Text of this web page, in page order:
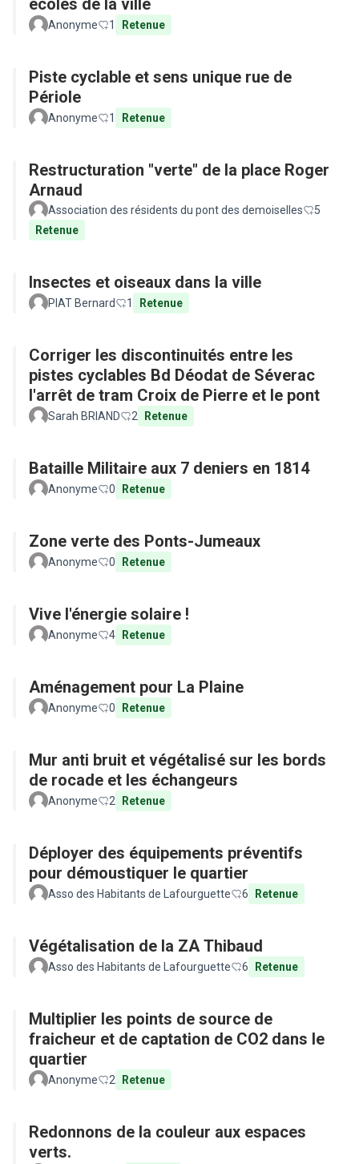
écoles de la ville
Anonyme 1 Retenue
Piste cyclable et sens unique rue de
Périole
Anonyme 1 Retenue
Restructuration "verte" de la place Roger
Arnaud
Association des résidents du pont des demoiselles
5
Retenue
Insectes et oiseaux dans la ville
PIAT Bernard 1 Retenue
Corriger les discontinuités entre les
pistes cyclables Bd Déodat de Séverac
l'arrêt de tram Croix de Pierre et le pont
Sarah BRIAND 2 Retenue
Bataille Militaire aux 7 deniers en 1814
Anonyme 0 Retenue
Zone verte des Ponts-Jumeaux
Anonyme 0 Retenue
Vive l'énergie solaire !
Anonyme 4 Retenue
Aménagement pour La Plaine
Anonyme 0 Retenue
Mur anti bruit et végétalisé sur les bords
de rocade et les échangeurs
Anonyme 2 Retenue
Déployer des équipements préventifs
pour démoustiquer le quartier
Asso des Habitants de Lafourguette 6 Retenue
Végétalisation de la ZA Thibaud
Asso des Habitants de Lafourguette 6 Retenue
Multiplier les points de source de
fraicheur et de captation de CO2 dans le
quartier
Anonyme 2 Retenue
Redonnons de la couleur aux espaces
verts.